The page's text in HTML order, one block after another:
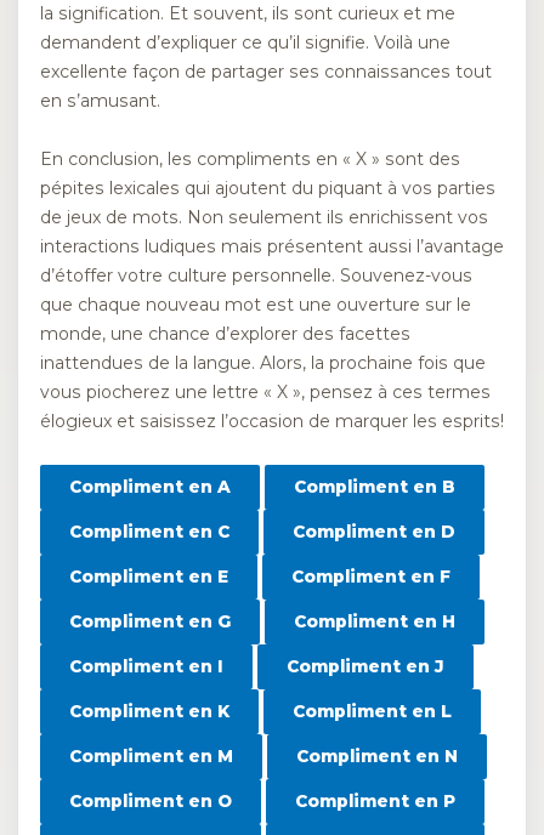
la signification. Et souvent, ils sont curieux et me
demandent d’expliquer ce qu’il signifie. Voilà une
excellente façon de partager ses connaissances tout
en s’amusant.
En conclusion, les compliments en « X » sont des
pépites lexicales qui ajoutent du piquant à vos parties
de jeux de mots. Non seulement ils enrichissent vos
interactions ludiques mais présentent aussi l’avantage
d’étoffer votre culture personnelle. Souvenez-vous
que chaque nouveau mot est une ouverture sur le
monde, une chance d’explorer des facettes
inattendues de la langue. Alors, la prochaine fois que
vous piocherez une lettre « X », pensez à ces termes
élogieux et saisissez l’occasion de marquer les esprits!
Compliment en A Compliment en B
Compliment en C Compliment en D
Compliment en E Compliment en F
Compliment en G Compliment en H
Compliment en I Compliment en J
Compliment en K Compliment en L
Compliment en M Compliment en N
Compliment en O Compliment en P